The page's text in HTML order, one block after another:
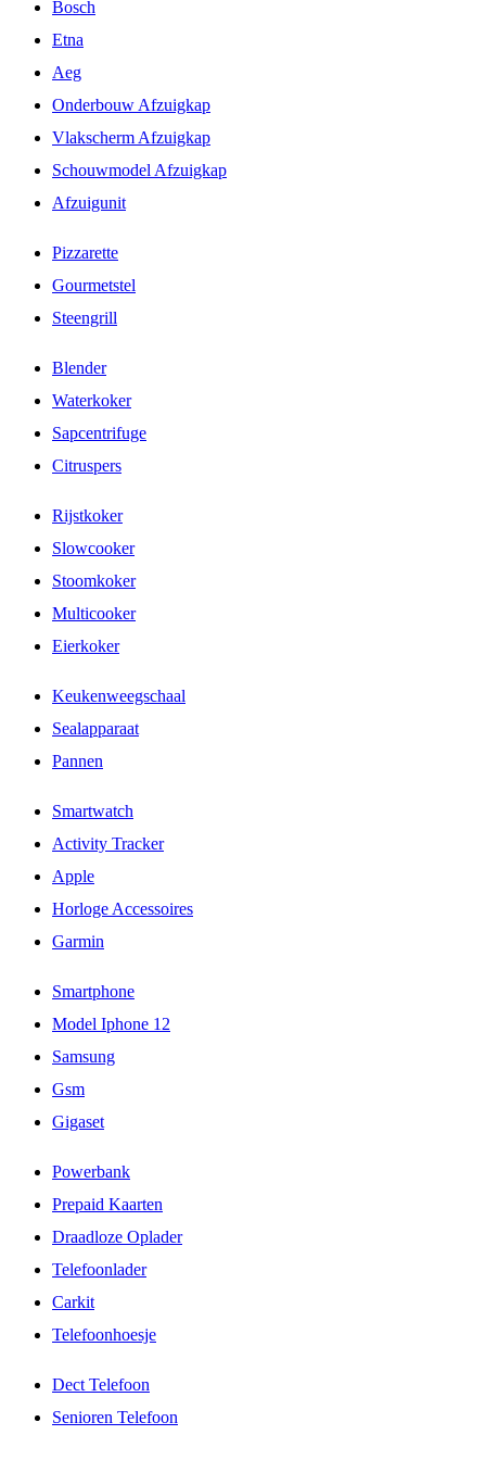
Bosch
Etna
Aeg
Onderbouw Afzuigkap
Vlakscherm Afzuigkap
Schouwmodel Afzuigkap
Afzuigunit
Pizzarette
Gourmetstel
Steengrill
Blender
Waterkoker
Sapcentrifuge
Citruspers
Rijstkoker
Slowcooker
Stoomkoker
Multicooker
Eierkoker
Keukenweegschaal
Sealapparaat
Pannen
Smartwatch
Activity Tracker
Apple
Horloge Accessoires
Garmin
Smartphone
Model Iphone 12
Samsung
Gsm
Gigaset
Powerbank
Prepaid Kaarten
Draadloze Oplader
Telefoonlader
Carkit
Telefoonhoesje
Dect Telefoon
Senioren Telefoon